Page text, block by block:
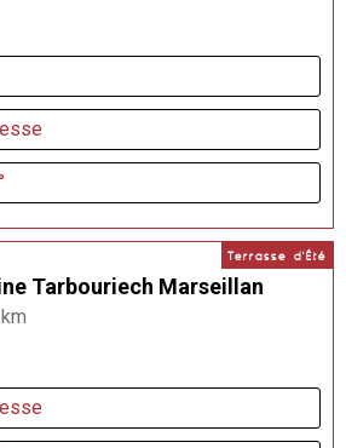
Terrasse d'Été
Tarbouriech Marseillan